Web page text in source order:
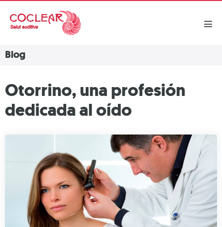
Blog
Otorrino, una profesión
dedicada al oído